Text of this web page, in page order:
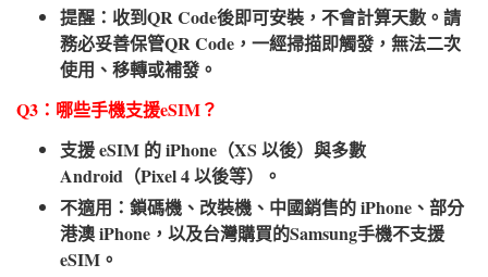
提醒：收到QR Code後即可安裝，不會計算天數。請
務必妥善保管QR Code，一經掃描即觸發，無法二次
使用、移轉或補發。
Q3：哪些手機支援eSIM？​
支援 eSIM 的 iPhone（XS 以後）與多數
Android（Pixel 4 以後等）。
不適用：鎖碼機、改裝機、中國銷售的 iPhone、部分
港澳 iPhone，以及台灣購買的Samsung手機不支援
eSIM。